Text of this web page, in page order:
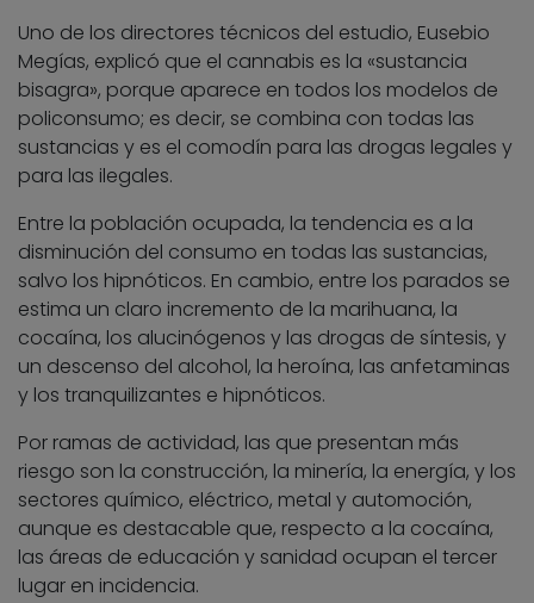
Uno de los directores técnicos del estudio, Eusebio
Megías, explicó que el cannabis es la «sustancia
bisagra», porque aparece en todos los modelos de
policonsumo; es decir, se combina con todas las
sustancias y es el comodín para las drogas legales y
para las ilegales.
Entre la población ocupada, la tendencia es a la
disminución del consumo en todas las sustancias,
salvo los hipnóticos. En cambio, entre los parados se
estima un claro incremento de la marihuana, la
cocaína, los alucinógenos y las drogas de síntesis, y
un descenso del alcohol, la heroína, las anfetaminas
y los tranquilizantes e hipnóticos.
Por ramas de actividad, las que presentan más
riesgo son la construcción, la minería, la energía, y los
sectores químico, eléctrico, metal y automoción,
aunque es destacable que, respecto a la cocaína,
las áreas de educación y sanidad ocupan el tercer
lugar en incidencia.